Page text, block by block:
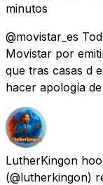
minutos
@movistar_es
Movistar por
que tras casas d
hacer apología
LutherKingon
(@lutherkingon)